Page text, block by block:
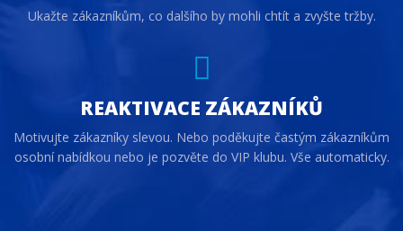
Ukažte zákazníkům, co dalšího by mohli chtít a zvyšte tržby.
REAKTIVACE ZÁKAZNÍKŮ
Motivujte zákazníky slevou. Nebo poděkujte častým zákazníkům
osobní nabídkou nebo je pozvěte do VIP klubu. Vše automaticky.